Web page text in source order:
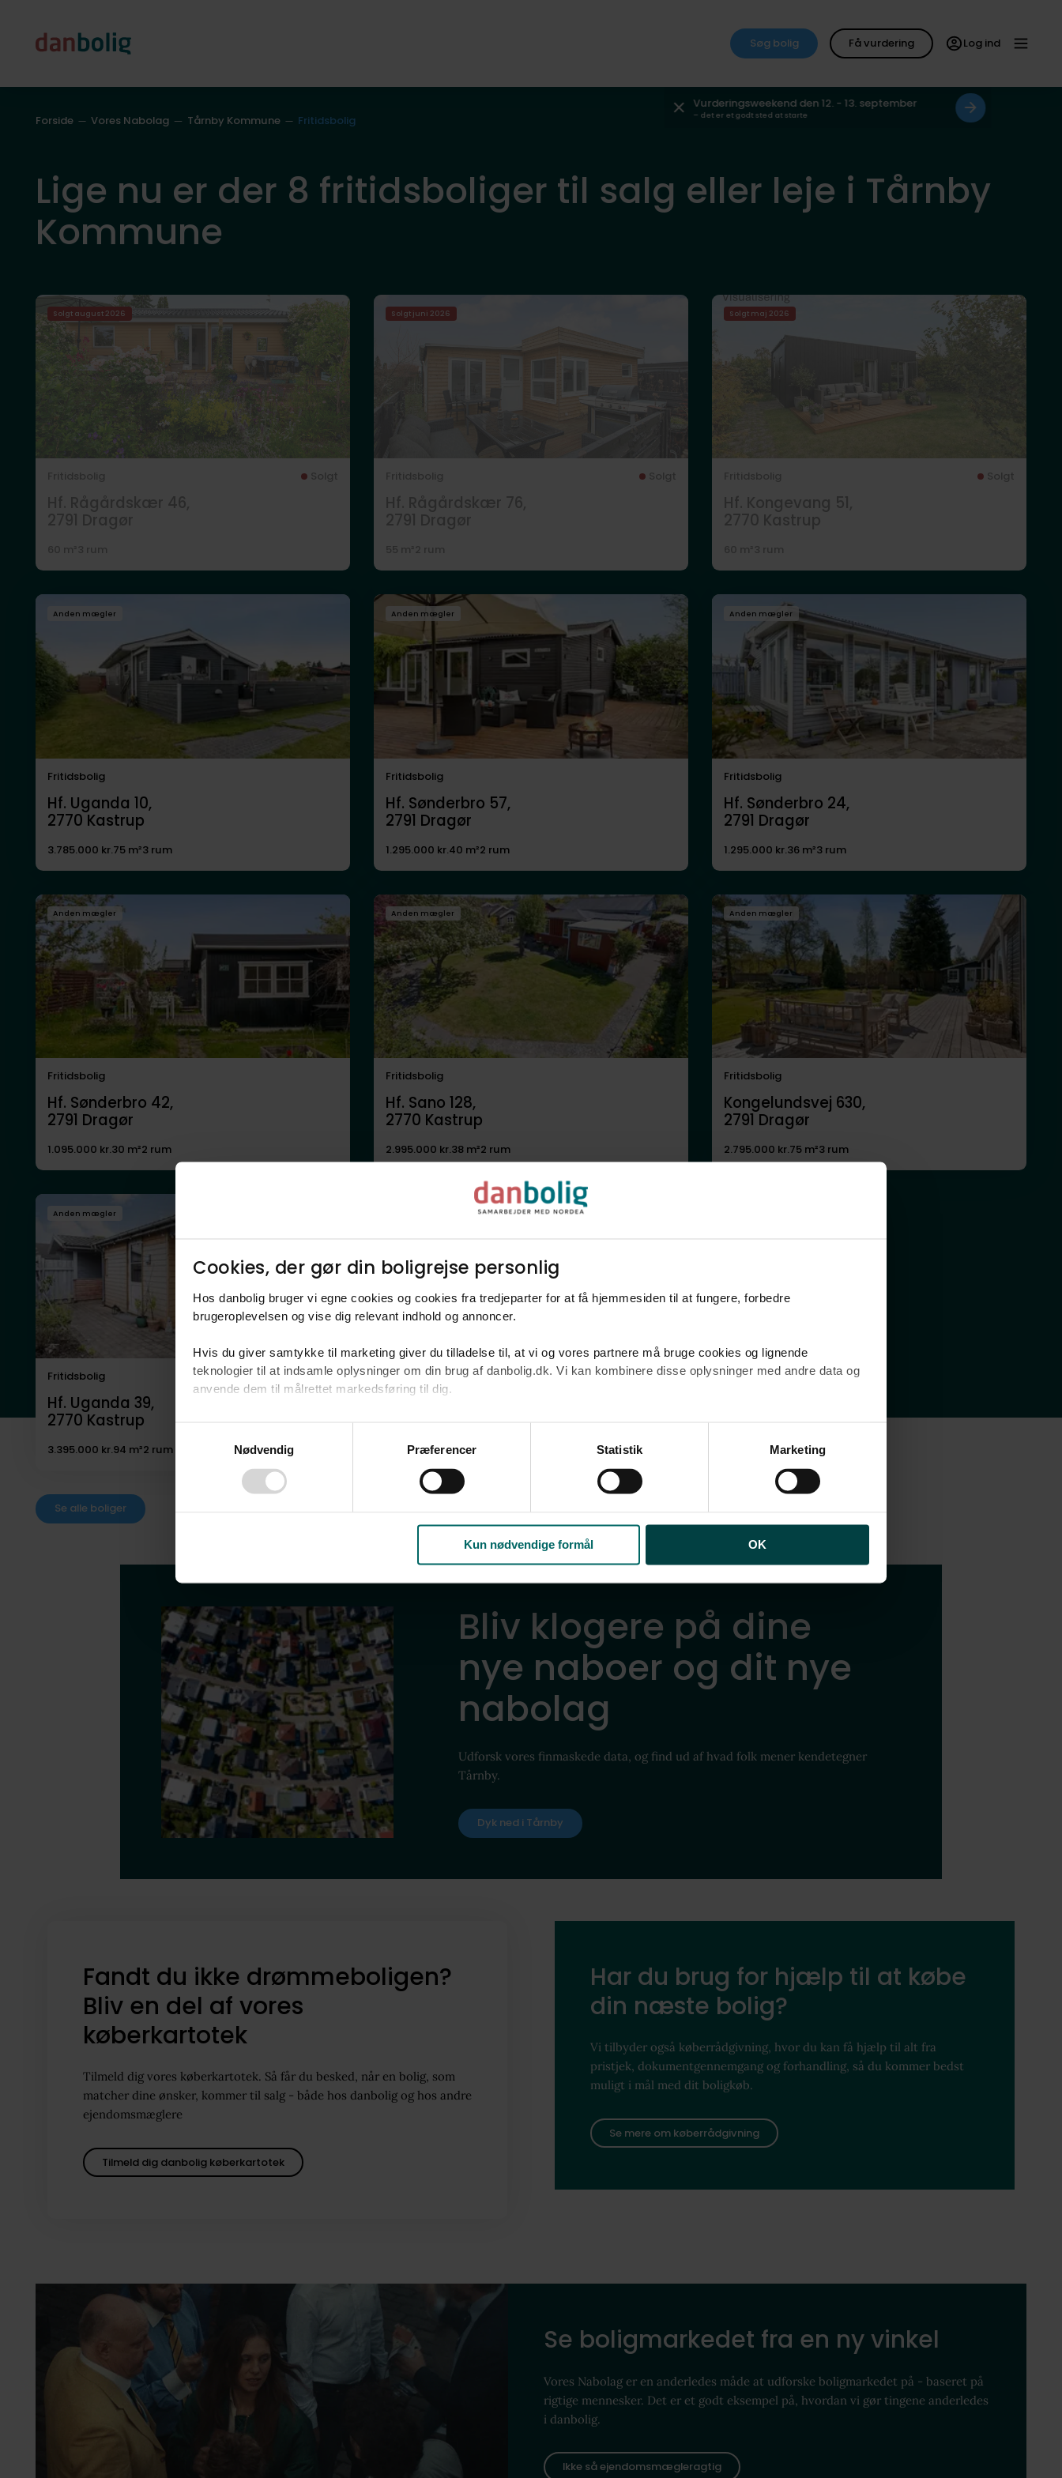
Cookies, der gør din boligrejse personlig​
Hos danbolig bruger vi egne cookies og cookies fra tredjeparter for at få hjemmesiden til at fungere, forbedre
brugeroplevelsen og vise dig relevant indhold og annoncer.​
Hvis du giver samtykke til marketing giver du tilladelse til, at vi og vores partnere må bruge cookies og lignende
teknologier til at indsamle oplysninger om din brug af danbolig.dk. Vi kan kombinere disse oplysninger med andre data og
anvende dem til målrettet markedsføring til dig.​
Ved at klikke på ”OK” giver du samtykke til alle formål. Du kan til enhver tid læse mere om brugen af cookies samt
tilbagekalde dit samtykke ved at følge linket til vores
. Oplysninger om behandling af personoplysninger
Nødvendig Præferencer Statistik Marketing
Kun nødvendige formål OK
Søg bolig Få vurdering Log ind
Vurderingsweekend den 12. - 13. september
– det er et godt sted at starte
Forside Vores Nabolag Tårnby Kommune Fritidsbolig
Lige nu er der 8 fritidsboliger til salg eller leje i Tårnby
Kommune
Solgt august 2026 Solgt juni 2026 Solgt maj 2026
Anden mægler
Fritidsbolig
Hf. Uganda 10,
2770 Kastrup
3.785.000 kr.75 m²3 rum
Anden mægler
Fritidsbolig
Hf. Sønderbro 57,
2791 Dragør
1.295.000 kr.40 m²2 rum
Anden mægler
Fritidsbolig
Hf. Sønderbro 24,
2791 Dragør
1.295.000 kr.36 m²3 rum
Anden mægler
Fritidsbolig
Hf. Sønderbro 42,
2791 Dragør
1.095.000 kr.30 m²2 rum
Anden mægler
Fritidsbolig
Hf. Sano 128,
2770 Kastrup
2.995.000 kr.38 m²2 rum
Anden mægler
Fritidsbolig
Kongelundsvej 630,
2791 Dragør
2.795.000 kr.75 m²3 rum
Anden mægler
Fritidsbolig
Hf. Uganda 39,
2770 Kastrup
3.395.000 kr.94 m²2 rum
Fritidsbolig
Hf. Uganda 8,
4.195.000 kr.184 m²
Se alle boliger
Bliv klogere på dine
nye naboer og dit nye
nabolag
Udforsk vores finmaskede data, og find ud af hvad folk mener kendetegner
Tårnby.
Dyk ned i Tårnby
Fandt du ikke drømmeboligen?
Bliv en del af vores
køberkartotek
Tilmeld dig vores køberkartotek. Så får du besked, når en bolig, som
matcher dine ønsker, kommer til salg - både hos danbolig og hos andre
ejendomsmæglere
Tilmeld dig danbolig køberkartotek
Har du brug for hjælp til at købe
din næste bolig?
Vi tilbyder også køberrådgivning, hvor du kan få hjælp til alt fra
pristjek, dokumentgennemgang og forhandling, så du kommer bedst
muligt i mål med dit boligkøb.
Se mere om køberrådgivning
Se boligmarkedet fra en ny vinkel
Vores Nabolag er en anderledes måde at udforske boligmarkedet på - baseret på
rigtige mennesker. Det er et godt eksempel på, hvordan vi gør tingene anderledes
i danbolig.
Ikke så ejendomsmægleragtig